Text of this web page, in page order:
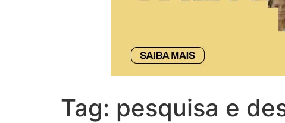
Tag: pesquisa e